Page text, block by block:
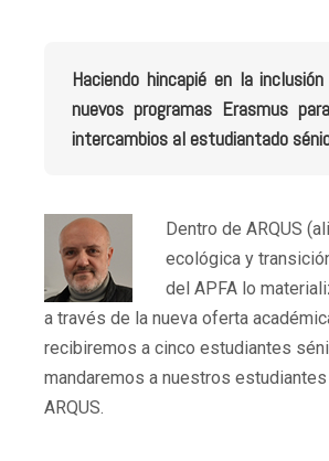
Haciendo hincapié en la
nuevos programas Erasmus
intercambios al estudiantado
Dentro de ARQUS
ecológica y
del APFA lo
a través de la nueva oferta
recibiremos a cinco estudiantes
mandaremos a nuestros
ARQUS.